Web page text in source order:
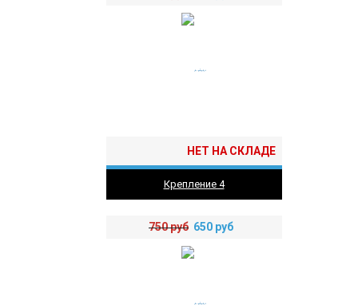
НЕТ НА СКЛАДЕ
Крепление 4
750руб 650 руб